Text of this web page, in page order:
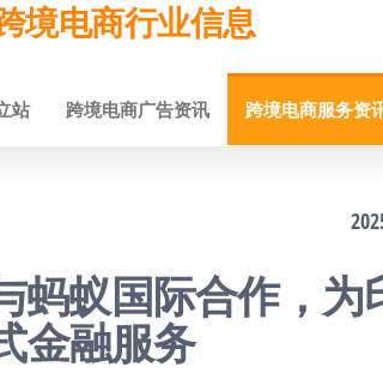
境电商行业信息
站 跨境电商广告资讯 跨境电商服务资
蚂蚁国际合作，为
金融服务